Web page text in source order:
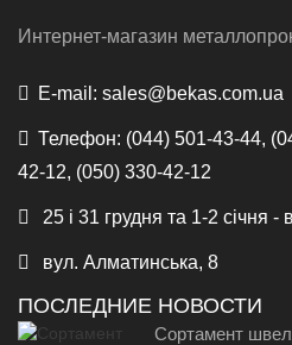
Интернет-магазин
E-mail: sales@bekas.com.ua
Телефон: (044) 501-43-44,
42-12, (050) 330-42-12
25 і 31 грудня та 1-2 січня
вул. Алматинська, 8
ПОСЛЕДНИЕ НОВОСТИ
Сортамент